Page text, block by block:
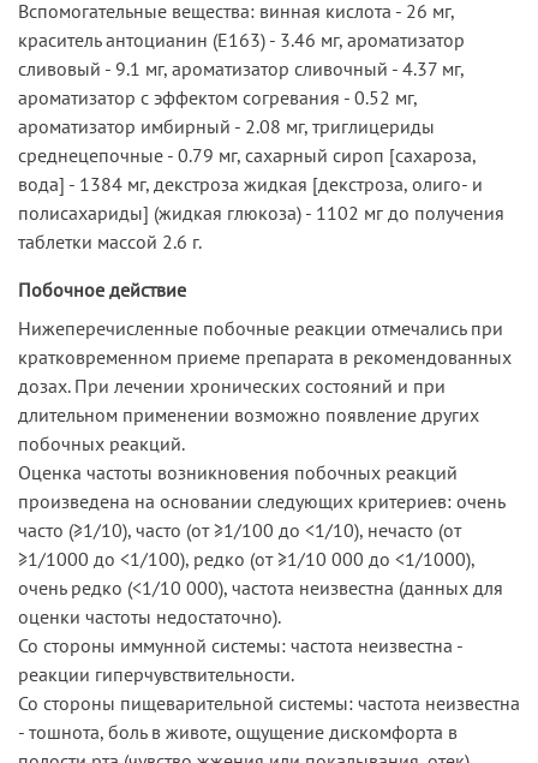
Вспомогательные вещества: винная кислота - 26 мг,
краситель антоцианин (E163) - 3.46 мг, ароматизатор
сливовый - 9.1 мг, ароматизатор сливочный - 4.37 мг,
ароматизатор с эффектом согревания - 0.52 мг,
ароматизатор имбирный - 2.08 мг, триглицериды
среднецепочные - 0.79 мг, сахарный сироп [сахароза,
вода] - 1384 мг, декстроза жидкая [декстроза, олиго- и
полисахариды] (жидкая глюкоза) - 1102 мг до получения
таблетки массой 2.6 г.
Побочное действие
Нижеперечисленные побочные реакции отмечались при
кратковременном приеме препарата в рекомендованных
дозах. При лечении хронических состояний и при
длительном применении возможно появление других
побочных реакций.
Оценка частоты возникновения побочных реакций
произведена на основании следующих критериев: очень
часто (≥1/10), часто (от ≥1/100 до <1/10), нечасто (от
≥1/1000 до <1/100), редко (от ≥1/10 000 до <1/1000),
очень редко (<1/10 000), частота неизвестна (данных для
оценки частоты недостаточно).
Со стороны иммунной системы: частота неизвестна -
реакции гиперчувствительности.
Со стороны пищеварительной системы: частота неизвестна
- тошнота, боль в животе, ощущение дискомфорта в